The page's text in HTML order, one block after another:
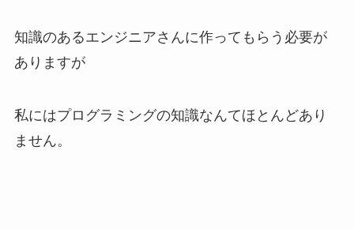
知識のあるエンジニアさんに作ってもらう必要が
ありますが
私にはプログラミングの知識なんてほとんどあり
ません。